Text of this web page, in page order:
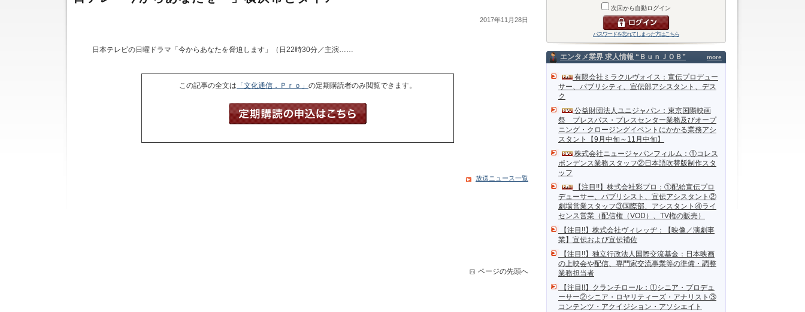
次回から自動ログイン
パスワードを忘れてしまった方はこちら
more
エンタメ業界 求人情報 “ＢｕｎＪＯＢ”
有限会社ミラクルヴォイス：宣伝プロデュー
サー、パブリシティ、宣伝部アシスタント、デス
ク
公益財団法人ユニジャパン：東京国際映画
祭 プレスパス・プレスセンター業務及びオープ
ニング・クロージングイベントにかかる業務アシ
スタント【9月中旬～11月中旬】
株式会社ニュージャパンフィルム：①コレス
ポンデンス業務スタッフ②日本語吹替版制作スタ
ッフ
【注目!!】株式会社彩プロ：①配給宣伝プロ
デューサー、パブリシスト、宣伝アシスタント②
劇場営業スタッフ③国際部、アシスタント④ライ
センス営業（配信権（VOD）、TV権の販売）
【注目!!】株式会社ヴィレッヂ：【映像／演劇事
業】宣伝および宣伝補佐
【注目!!】独立行政法人国際交流基金：日本映画
の上映会や配信、専門家交流事業等の準備・調整
業務担当者
【注目!!】クランチロール：①シニア・プロデュ
ーサー②シニア・ロヤリティーズ・アナリスト③
コンテンツ・アクイジション・アソシエイト
2017年11月28日
日本テレビの日曜ドラマ「今からあなたを脅迫します」（日22時30分／主演……
この記事の全文は 「文化通信．Ｐｒｏ」 の定期購読者のみ閲覧できます。
放送ニュース一覧
ページの先頭へ